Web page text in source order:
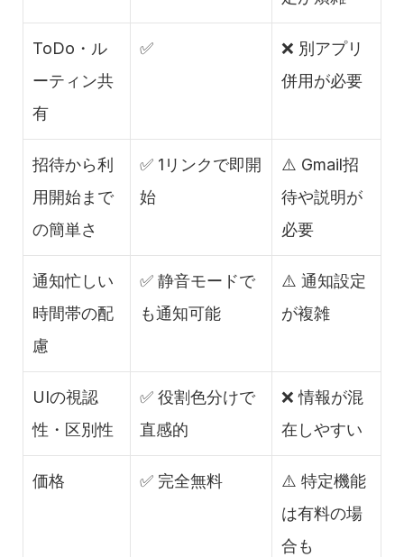
ToDo・ル
ーティン共
有
✅
❌ 別アプリ
併用が必要
招待から利
用開始まで
の簡単さ
✅ 1リンクで即開
始
⚠️ Gmail招
待や説明が
必要
通知忙しい
時間帯の配
慮
✅ 静音モードで
も通知可能
⚠️ 通知設定
が複雑
UIの視認
性・区別性
✅ 役割色分けで
直感的
❌ 情報が混
在しやすい
価格 ✅ 完全無料
⚠️ 特定機能
は有料の場
合も